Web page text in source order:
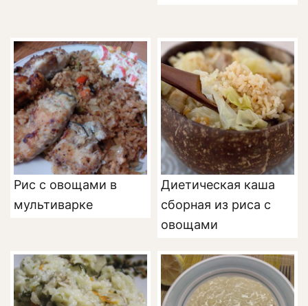
Рис с овощами в
мультиварке
Диетическая каша
сборная из риса с
овощами